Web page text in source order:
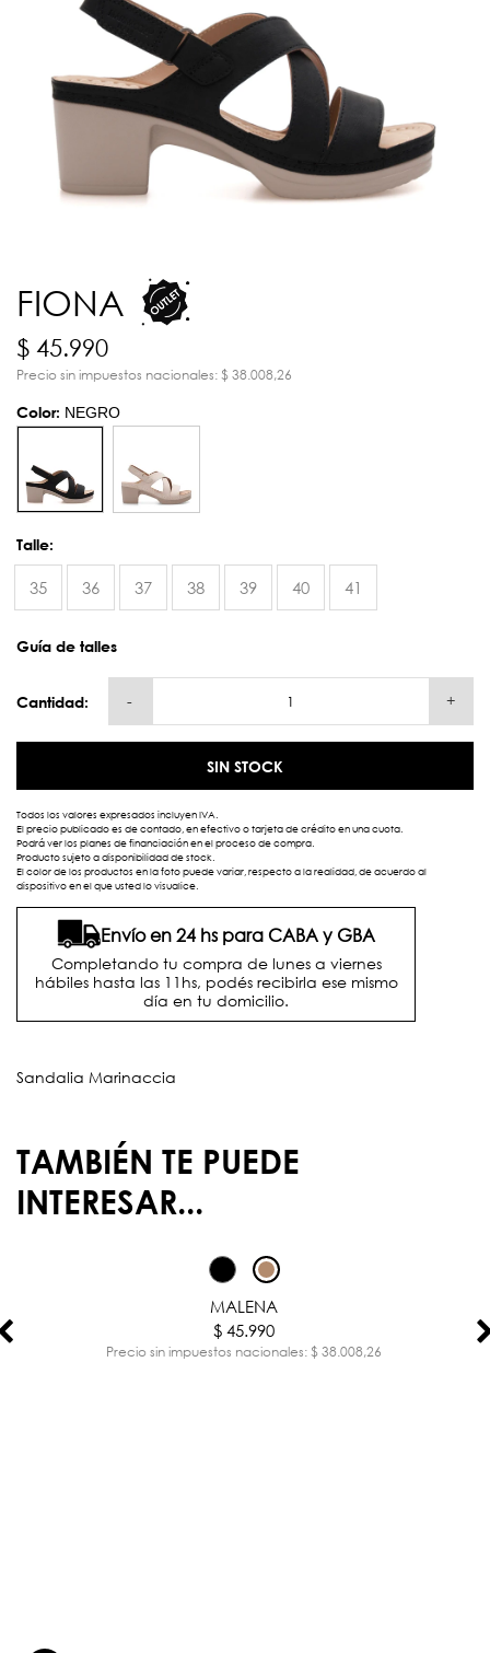
FIONA
$ 45.990
Precio sin impuestos nacionales: $ 38.008,26
Color: NEGRO
Talle:
35 36 37 38 39 40 41
Guía de talles
Cantidad: - +
SIN STOCK
Todos los valores expresados incluyen IVA.
El precio publicado es de contado, en efectivo o tarjeta de crédito en una cuota.
Podrá ver los planes de financiación en el proceso de compra.
Producto sujeto a disponibilidad de stock.
El color de los productos en la foto puede variar, respecto a la realidad, de acuerdo al
dispositivo en el que usted lo visualice.
Envío en 24 hs para CABA y GBA
Completando tu compra de lunes a viernes
hábiles hasta las 11hs, podés recibirla ese mismo
día en tu domicilio.
Sandalia Marinaccia
TAMBIÉN TE PUEDE
INTERESAR...
MALENA
$ 45.990
Precio sin impuestos nacionales: $ 38.008,26